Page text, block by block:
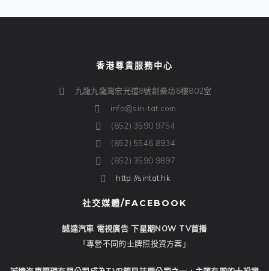
香港尊貴服務中心
九龍九龍灣宏光道8號創豪坊8樓802室
info@sin-tat.com
(852) 3590 9754
(852) 5546 8934
(852) 3590 9897
http://sintat.hk
社交媒體/FACEBOOK
誠達汽車 電視廣告 下星期NOW TV首播
「專營不同的士牌照投資方案」